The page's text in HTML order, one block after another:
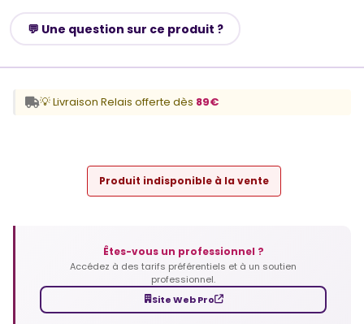
💬 Une question sur ce produit ?
💡 Livraison Relais offerte dès 89€
Produit indisponible à la vente
Êtes-vous un professionnel ?
Accédez à des tarifs préférentiels et à un soutien
professionnel.
Site Web Pro